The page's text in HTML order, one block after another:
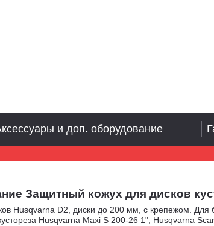
Защитный кожух для дисков
Husqvarna D2, диски до 200 мм, с крепежом. Для
Husqvarna Maxi S 200-26 1", Husqvarna
и доп. оборудование